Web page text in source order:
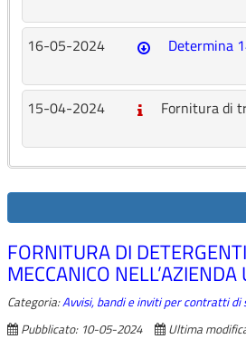
16-05-2024 Determina
15-04-2024 Fornitura di
FORNITURA DI
MECCANICO
Categoria:Avvisi, bandi e inviti per contratti
Pubblicato: 10-05-2024
Ultima